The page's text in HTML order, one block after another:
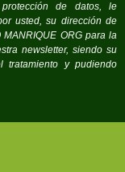
de datos, le
usted, su dirección de
ORG para la
newsletter, siendo su
tratamiento y pudiendo